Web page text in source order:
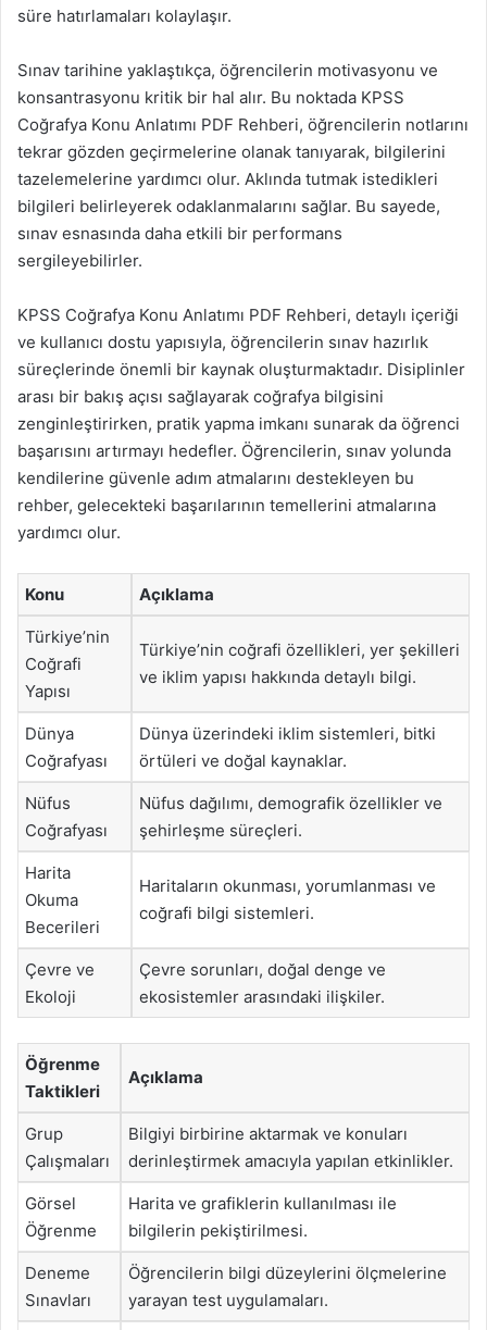
süre hatırlamaları kolaylaşır.
Sınav tarihine yaklaştıkça, öğrencilerin motivasyonu ve
konsantrasyonu kritik bir hal alır. Bu noktada KPSS
Coğrafya Konu Anlatımı PDF Rehberi, öğrencilerin notlarını
tekrar gözden geçirmelerine olanak tanıyarak, bilgilerini
tazelemelerine yardımcı olur. Aklında tutmak istedikleri
bilgileri belirleyerek odaklanmalarını sağlar. Bu sayede,
sınav esnasında daha etkili bir performans
sergileyebilirler.
KPSS Coğrafya Konu Anlatımı PDF Rehberi, detaylı içeriği
ve kullanıcı dostu yapısıyla, öğrencilerin sınav hazırlık
süreçlerinde önemli bir kaynak oluşturmaktadır. Disiplinler
arası bir bakış açısı sağlayarak coğrafya bilgisini
zenginleştirirken, pratik yapma imkanı sunarak da öğrenci
başarısını artırmayı hedefler. Öğrencilerin, sınav yolunda
kendilerine güvenle adım atmalarını destekleyen bu
rehber, gelecekteki başarılarının temellerini atmalarına
yardımcı olur.
Konu Açıklama
Türkiye’nin
Coğrafi
Yapısı
Türkiye’nin coğrafi özellikleri, yer şekilleri
ve iklim yapısı hakkında detaylı bilgi.
Dünya
Coğrafyası
Dünya üzerindeki iklim sistemleri, bitki
örtüleri ve doğal kaynaklar.
Nüfus
Coğrafyası
Nüfus dağılımı, demografik özellikler ve
şehirleşme süreçleri.
Harita
Okuma
Becerileri
Haritaların okunması, yorumlanması ve
coğrafi bilgi sistemleri.
Çevre ve
Ekoloji
Çevre sorunları, doğal denge ve
ekosistemler arasındaki ilişkiler.
Öğrenme
Taktikleri
Açıklama
Grup
Çalışmaları
Bilgiyi birbirine aktarmak ve konuları
derinleştirmek amacıyla yapılan etkinlikler.
Görsel
Öğrenme
Harita ve grafiklerin kullanılması ile
bilgilerin pekiştirilmesi.
Deneme
Sınavları
Öğrencilerin bilgi düzeylerini ölçmelerine
yarayan test uygulamaları.